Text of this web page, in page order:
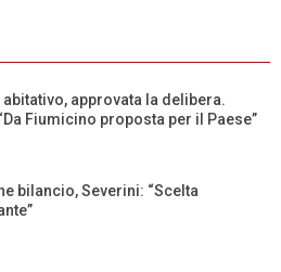
abitativo, approvata la delibera.
Fiumicino proposta per il Paese”
bilancio, Severini: “Scelta